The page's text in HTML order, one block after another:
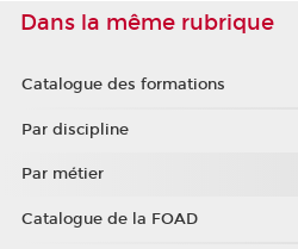
Dans la même rubrique
Catalogue des formations
Par discipline
Par métier
Catalogue de la FOAD